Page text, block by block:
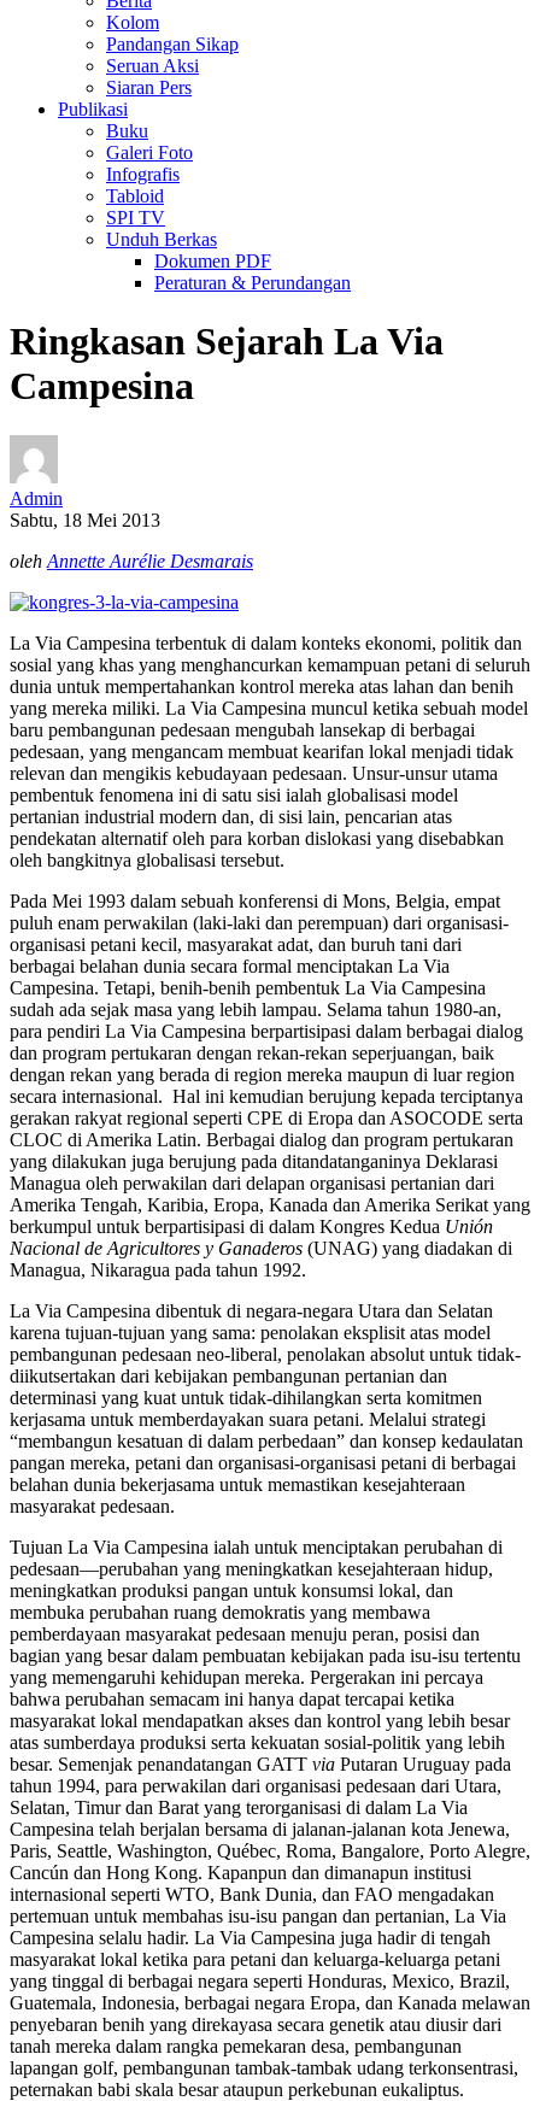
Kolom
Pandangan Sikap
Seruan Aksi
Siaran Pers
Publikasi
Buku
Galeri Foto
Infografis
Tabloid
SPI TV
Unduh Berkas
Dokumen PDF
Peraturan & Perundangan
Ringkasan Sejarah La Via
Campesina
Admin
Sabtu, 18 Mei 2013
oleh Annette Aurélie Desmarais
La Via Campesina terbentuk di dalam konteks ekonomi, politik dan
sosial yang khas yang menghancurkan kemampuan petani di seluruh
dunia untuk mempertahankan kontrol mereka atas lahan dan benih
yang mereka miliki. La Via Campesina muncul ketika sebuah model
baru pembangunan pedesaan mengubah lansekap di berbagai
pedesaan, yang mengancam membuat kearifan lokal menjadi tidak
relevan dan mengikis kebudayaan pedesaan. Unsur-unsur utama
pembentuk fenomena ini di satu sisi ialah globalisasi model
pertanian industrial modern dan, di sisi lain, pencarian atas
pendekatan alternatif oleh para korban dislokasi yang disebabkan
oleh bangkitnya globalisasi tersebut.
Pada Mei 1993 dalam sebuah konferensi di Mons, Belgia, empat
puluh enam perwakilan (laki-laki dan perempuan) dari organisasi-
organisasi petani kecil, masyarakat adat, dan buruh tani dari
berbagai belahan dunia secara formal menciptakan La Via
Campesina. Tetapi, benih-benih pembentuk La Via Campesina
sudah ada sejak masa yang lebih lampau. Selama tahun 1980-an,
para pendiri La Via Campesina berpartisipasi dalam berbagai dialog
dan program pertukaran dengan rekan-rekan seperjuangan, baik
dengan rekan yang berada di region mereka maupun di luar region
secara internasional. Hal ini kemudian berujung kepada terciptanya
gerakan rakyat regional seperti CPE di Eropa dan ASOCODE serta
CLOC di Amerika Latin. Berbagai dialog dan program pertukaran
yang dilakukan juga berujung pada ditandatanganinya Deklarasi
Managua oleh perwakilan dari delapan organisasi pertanian dari
Amerika Tengah, Karibia, Eropa, Kanada dan Amerika Serikat yang
berkumpul untuk berpartisipasi di dalam Kongres Kedua Unión
Nacional de Agricultores y Ganaderos (UNAG) yang diadakan di
Managua, Nikaragua pada tahun 1992.
La Via Campesina dibentuk di negara-negara Utara dan Selatan
karena tujuan-tujuan yang sama: penolakan eksplisit atas model
pembangunan pedesaan neo-liberal, penolakan absolut untuk tidak-
diikutsertakan dari kebijakan pembangunan pertanian dan
determinasi yang kuat untuk tidak-dihilangkan serta komitmen
kerjasama untuk memberdayakan suara petani. Melalui strategi
“membangun kesatuan di dalam perbedaan” dan konsep kedaulatan
pangan mereka, petani dan organisasi-organisasi petani di berbagai
belahan dunia bekerjasama untuk memastikan kesejahteraan
masyarakat pedesaan.
Tujuan La Via Campesina ialah untuk menciptakan perubahan di
pedesaan—perubahan yang meningkatkan kesejahteraan hidup,
meningkatkan produksi pangan untuk konsumsi lokal, dan
membuka perubahan ruang demokratis yang membawa
pemberdayaan masyarakat pedesaan menuju peran, posisi dan
bagian yang besar dalam pembuatan kebijakan pada isu-isu tertentu
yang memengaruhi kehidupan mereka. Pergerakan ini percaya
bahwa perubahan semacam ini hanya dapat tercapai ketika
masyarakat lokal mendapatkan akses dan kontrol yang lebih besar
atas sumberdaya produksi serta kekuatan sosial-politik yang lebih
besar. Semenjak penandatangan GATT via Putaran Uruguay pada
tahun 1994, para perwakilan dari organisasi pedesaan dari Utara,
Selatan, Timur dan Barat yang terorganisasi di dalam La Via
Campesina telah berjalan bersama di jalanan-jalanan kota Jenewa,
Paris, Seattle, Washington, Québec, Roma, Bangalore, Porto Alegre,
Cancún dan Hong Kong. Kapanpun dan dimanapun institusi
internasional seperti WTO, Bank Dunia, dan FAO mengadakan
pertemuan untuk membahas isu-isu pangan dan pertanian, La Via
Campesina selalu hadir. La Via Campesina juga hadir di tengah
masyarakat lokal ketika para petani dan keluarga-keluarga petani
yang tinggal di berbagai negara seperti Honduras, Mexico, Brazil,
Guatemala, Indonesia, berbagai negara Eropa, dan Kanada melawan
penyebaran benih yang direkayasa secara genetik atau diusir dari
tanah mereka dalam rangka pemekaran desa, pembangunan
lapangan golf, pembangunan tambak-tambak udang terkonsentrasi,
peternakan babi skala besar ataupun perkebunan eukaliptus.